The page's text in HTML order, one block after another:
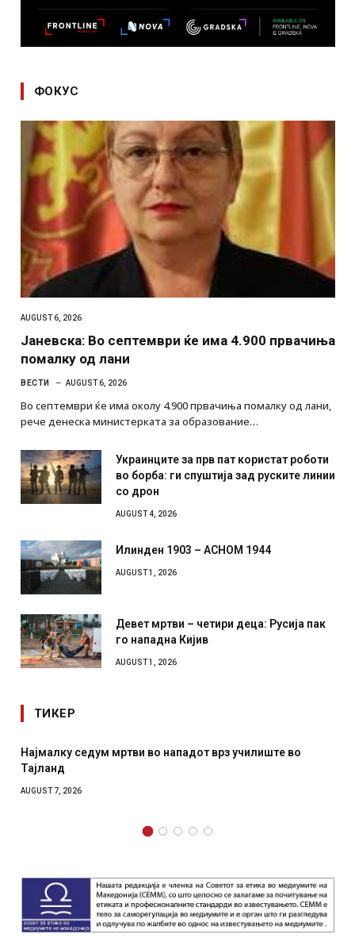
ФОКУС
AUGUST 6, 2026
Јаневска: Во септември ќе има 4.900 првачиња
помалку од лани
ВЕСТИ AUGUST 6, 2026
Во септември ќе има околу 4.900 првачиња помалку од лани,
рече денеска министерката за образование…
Украинците за прв пат користат роботи
во борба: ги спуштија зад руските линии
со дрон
AUGUST 4, 2026
Илинден 1903 – АСНОМ 1944
AUGUST 1, 2026
Девет мртви – четири деца: Русија пак
го нападна Кијив
AUGUST 1, 2026
ТИКЕР
Најмалку седум мртви во нападот врз училиште во
Тајланд
AUGUST 7, 2026